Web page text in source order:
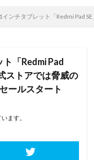
ンチタブレット「Redmi Pad
「Redmi Pad
ストアでは脅威の
ールスタート
ます。